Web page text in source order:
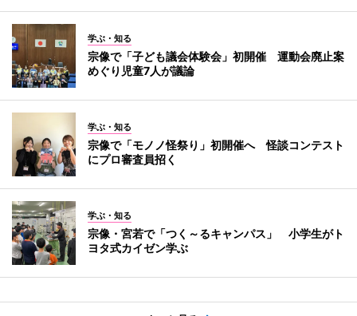
学ぶ・知る
宗像で「子ども議会体験会」初開催 運動会廃止案
めぐり児童7人が議論
学ぶ・知る
宗像で「モノノ怪祭り」初開催へ 怪談コンテスト
にプロ審査員招く
学ぶ・知る
宗像・宮若で「つく～るキャンパス」 小学生がト
ヨタ式カイゼン学ぶ